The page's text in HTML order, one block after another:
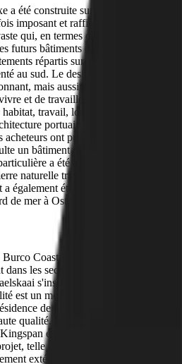
a été construite sur Hendrik
imposant et raffiné, est le deuxième
qui, en termes d'architecture,
futurs bâtiments de Baelskaai 25. Le
répartis sur 14 étages, il dispose
au sud. Le design en quinconce le
mais aussi intemporel et
et de travailler en ville avec tout le
travail, loisirs, restauration et
portuaire dont il a gardé
ont pu personnaliser les
un bâtiment nécessitant peu
a été accordée au
naturelle travertin. Cette pierre
également été utilisée dans des
de mer à Ostende et à Barcelone.
Coast, spécialisé dans les
les secteurs des bureaux, des
s'inscrit parfaitement dans ce
est un mot clé, qui s'applique en
de luxe telle que le Baelskaai
qualité. Le panneau isolant façades
était la solution idéale car il
telle que haute performance
extérieur noir, ce panneau est